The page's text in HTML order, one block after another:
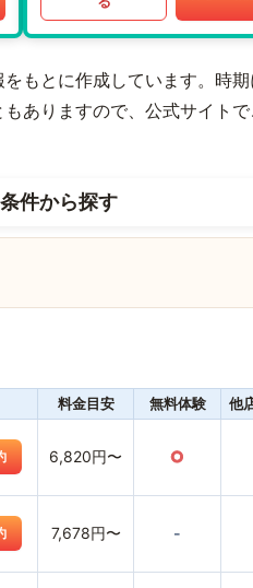
もとに作成しています。時
ありますので、公式サイトで
件から探す
料金目安 無料体験 他
6,820円〜 ○
7,678円〜 -